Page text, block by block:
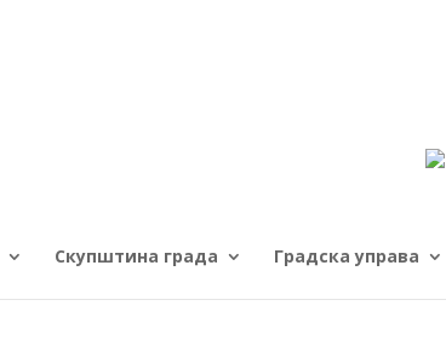
Скупштина града Градска управа